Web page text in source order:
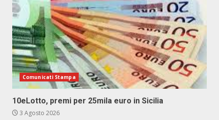
Comunicati Stampa
10eLotto, premi per 25mila euro in Sicilia
3 Agosto 2026